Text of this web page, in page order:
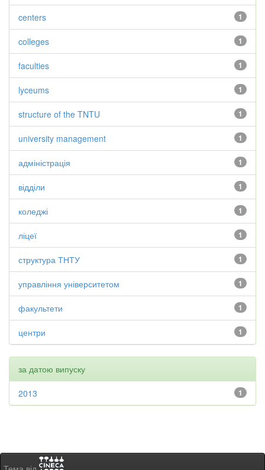
1
centers
1
colleges
1
faculties
1
lyceums
1
structure of the TNTU
1
university management
1
адміністрація
1
відділи
1
коледжі
1
ліцеї
1
структура ТНТУ
1
управління університетом
1
факультети
1
центри
за датою випуску
1
2013